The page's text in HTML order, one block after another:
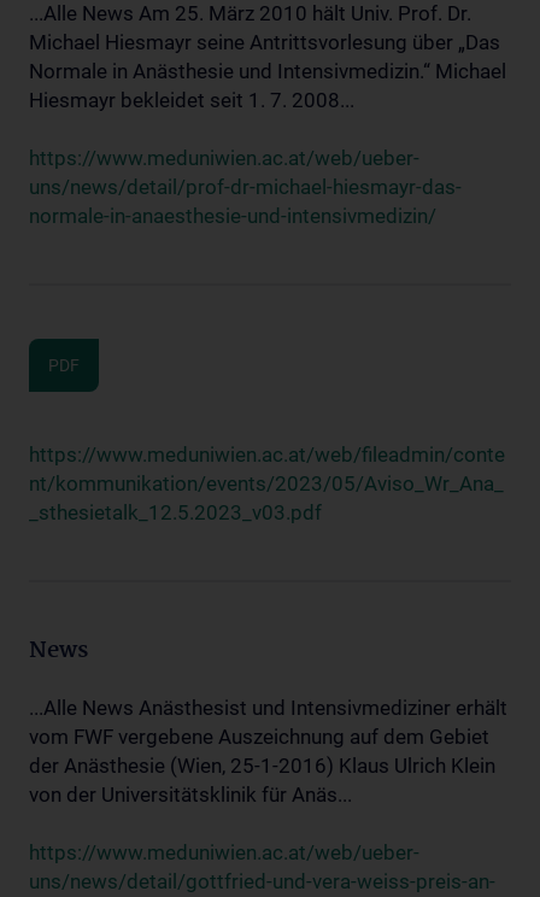
...Alle News Am 25. März 2010 hält Univ. Prof. Dr.
Michael Hiesmayr seine Antrittsvorlesung über „Das
Normale in Anästhesie und Intensivmedizin.“ Michael
Hiesmayr bekleidet seit 1. 7. 2008...
https://www.meduniwien.ac.at/web/ueber-
uns/news/detail/prof-dr-michael-hiesmayr-das-
normale-in-anaesthesie-und-intensivmedizin/
PDF
https://www.meduniwien.ac.at/web/fileadmin/conte
nt/kommunikation/events/2023/05/Aviso_Wr_Ana_
_sthesietalk_12.5.2023_v03.pdf
News
...Alle News Anästhesist und Intensivmediziner erhält
vom FWF vergebene Auszeichnung auf dem Gebiet
der Anästhesie (Wien, 25-1-2016) Klaus Ulrich Klein
von der Universitätsklinik für Anäs...
https://www.meduniwien.ac.at/web/ueber-
uns/news/detail/gottfried-und-vera-weiss-preis-an-